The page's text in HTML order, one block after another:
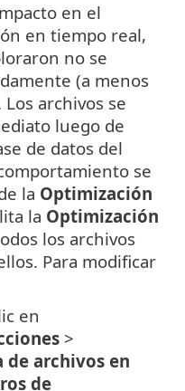
en el
en tiempo real,
no se
(a menos
archivos se
luego de
de datos del
se
la Optimización
la Optimización
los archivos
Para modificar
en
>
de archivos en
de